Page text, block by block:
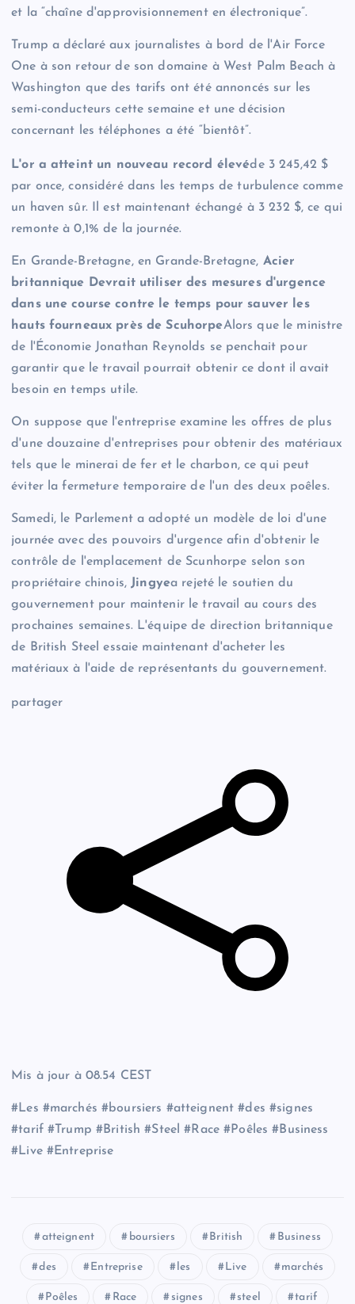
et la “chaîne d'approvisionnement en électronique”.
Trump a déclaré aux journalistes à bord de l'Air Force
One à son retour de son domaine à West Palm Beach à
Washington que des tarifs ont été annoncés sur les
semi-conducteurs cette semaine et une décision
concernant les téléphones a été “bientôt”.
L'or a atteint un nouveau record élevéde 3 245,42 $
par once, considéré dans les temps de turbulence comme
un haven sûr. Il est maintenant échangé à 3 232 $, ce qui
remonte à 0,1% de la journée.
En Grande-Bretagne, en Grande-Bretagne, Acier
britannique
Devrait utiliser des mesures d'urgence
dans une course contre le temps pour sauver les
hauts fourneaux près de ScuhorpeAlors que le ministre
de l'Économie Jonathan Reynolds se penchait pour
garantir que le travail pourrait obtenir ce dont il avait
besoin en temps utile.
On suppose que l'entreprise examine les offres de plus
d'une douzaine d'entreprises pour obtenir des matériaux
tels que le minerai de fer et le charbon, ce qui peut
éviter la fermeture temporaire de l'un des deux poêles.
Samedi, le Parlement a adopté un modèle de loi d'une
journée avec des pouvoirs d'urgence afin d'obtenir le
contrôle de l'emplacement de Scunhorpe selon son
propriétaire chinois, Jingyea rejeté le soutien du
gouvernement pour maintenir le travail au cours des
prochaines semaines. L'équipe de direction britannique
de British Steel essaie maintenant d'acheter les
matériaux à l'aide de représentants du gouvernement.
partager
Mis à jour à 08.54 CEST
#Les #marchés #boursiers #atteignent #des #signes
#tarif #Trump #British #Steel #Race #Poêles #Business
#Live #Entreprise
atteignent boursiers British Business
des Entreprise les Live marchés
Poêles Race signes steel tarif